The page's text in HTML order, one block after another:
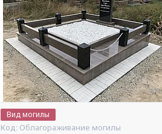
Вид могилы
Облагораживание могилы